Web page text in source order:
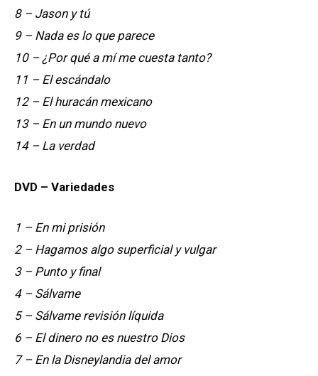
8 – Jason y tú
9 – Nada es lo que parece
10 – ¿Por qué a mí me cuesta tanto?
11 – El escándalo
12 – El huracán mexicano
13 – En un mundo nuevo
14 – La verdad
DVD – Variedades
1 – En mi prisión
2 – Hagamos algo superficial y vulgar
3 – Punto y final
4 – Sálvame
5 – Sálvame revisión líquida
6 – El dinero no es nuestro Dios
7 – En la Disneylandia del amor